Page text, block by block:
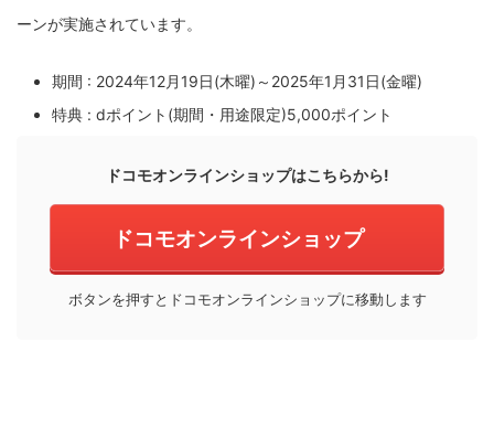
ーンが実施されています。
期間 : 2024年12月19日(木曜)～2025年1月31日(金曜)
特典 : dポイント(期間・用途限定)5,000ポイント
ドコモオンラインショップはこちらから!
ドコモオンラインショップ
ボタンを押すとドコモオンラインショップに移動します